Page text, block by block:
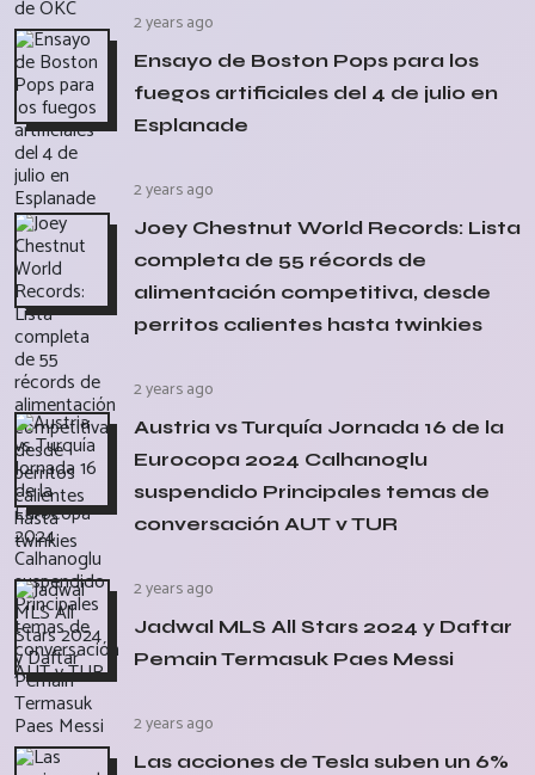
2 years ago
Ensayo de Boston Pops para los
fuegos artificiales del 4 de julio en
Esplanade
2 years ago
Joey Chestnut World Records: Lista
completa de 55 récords de
alimentación competitiva, desde
perritos calientes hasta twinkies
2 years ago
Austria vs Turquía Jornada 16 de la
Eurocopa 2024 Calhanoglu
suspendido Principales temas de
conversación AUT v TUR
2 years ago
Jadwal MLS All Stars 2024 y Daftar
Pemain Termasuk Paes Messi
2 years ago
Las acciones de Tesla suben un 6%